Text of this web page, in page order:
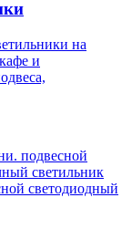
на
и
подвесной
светильник
светодиодный